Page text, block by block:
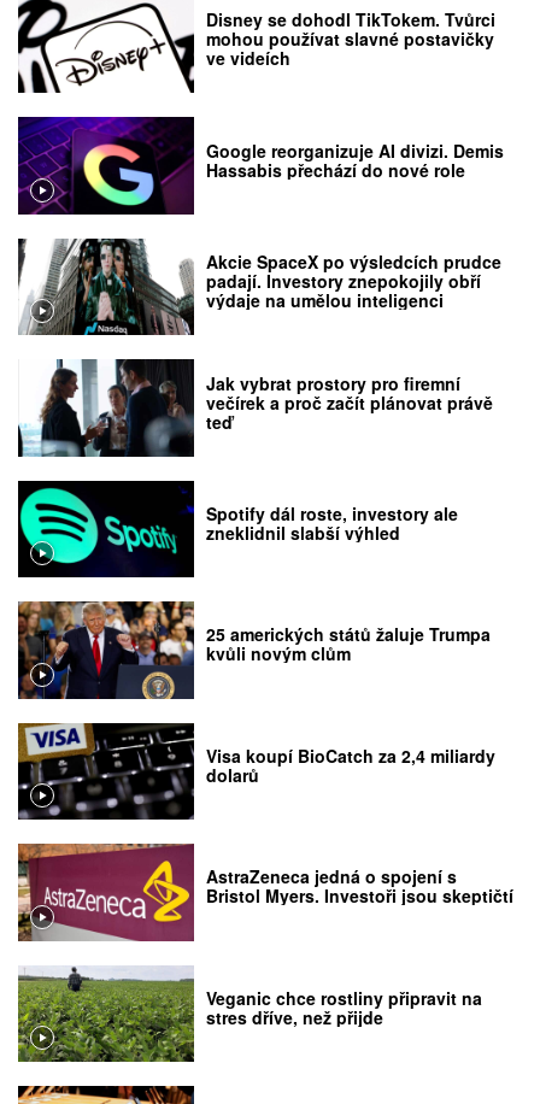
Disney se dohodl TikTokem. Tvůrci
mohou používat slavné postavičky
ve videích
Google reorganizuje AI divizi. Demis
Hassabis přechází do nové role
Akcie SpaceX po výsledcích prudce
padají. Investory znepokojily obří
výdaje na umělou inteligenci
Jak vybrat prostory pro firemní
večírek a proč začít plánovat právě
teď
Spotify dál roste, investory ale
zneklidnil slabší výhled
25 amerických států žaluje Trumpa
kvůli novým clům
Visa koupí BioCatch za 2,4 miliardy
dolarů
AstraZeneca jedná o spojení s
Bristol Myers. Investoři jsou skeptičtí
Veganic chce rostliny připravit na
stres dříve, než přijde